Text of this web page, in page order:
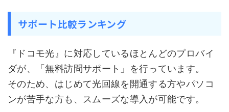
サポート比較ランキング
『ドコモ光』に対応しているほとんどのプロバイ
ダが、「無料訪問サポート」を行っています。
そのため、はじめて光回線を開通する方やパソコ
ンが苦手な方も、スムーズな導入が可能です。